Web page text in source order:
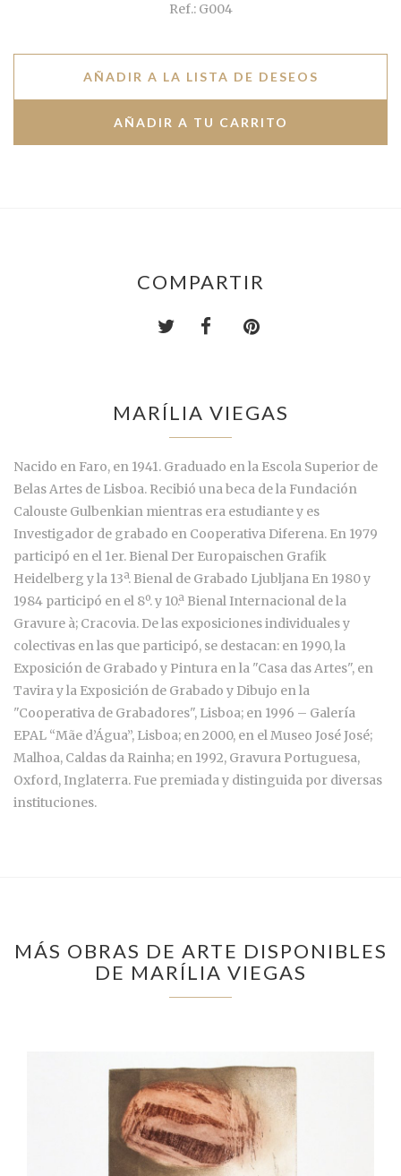
Ref.: G004
AÑADIR A LA LISTA DE DESEOS
COMPARTIR
MARÍLIA VIEGAS
Nacido en Faro, en 1941. Graduado en la Escola Superior de
Belas Artes de Lisboa. Recibió una beca de la Fundación
Calouste Gulbenkian mientras era estudiante y es
Investigador de grabado en Cooperativa Diferena. En 1979
participó en el 1er. Bienal Der Europaischen Grafik
Heidelberg y la 13ª. Bienal de Grabado Ljubljana En 1980 y
1984 participó en el 8º. y 10.ª Bienal Internacional de la
Gravure à; Cracovia. De las exposiciones individuales y
colectivas en las que participó, se destacan: en 1990, la
Exposición de Grabado y Pintura en la "Casa das Artes", en
Tavira y la Exposición de Grabado y Dibujo en la
"Cooperativa de Grabadores", Lisboa; en 1996 – Galería
EPAL “Mãe d’Água”, Lisboa; en 2000, en el Museo José José;
Malhoa, Caldas da Rainha; en 1992, Gravura Portuguesa,
Oxford, Inglaterra. Fue premiada y distinguida por diversas
instituciones.
MÁS OBRAS DE ARTE DISPONIBLES
DE MARÍLIA VIEGAS